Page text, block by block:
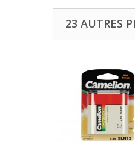
23 AUTRES